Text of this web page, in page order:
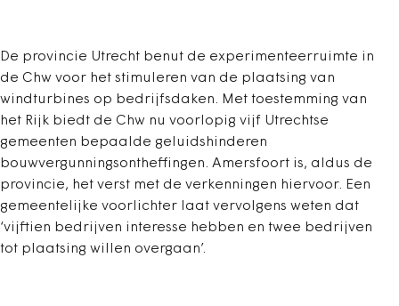
De provincie Utrecht benut de experimenteerruimte in
de Chw voor het stimuleren van de plaatsing van
windturbines op bedrijfsdaken. Met toestemming van
het Rijk biedt de Chw nu voorlopig vijf Utrechtse
gemeenten bepaalde geluidshinderen
bouwvergunningsontheffingen. Amersfoort is, aldus de
provincie, het verst met de verkenningen hiervoor. Een
gemeentelijke voorlichter laat vervolgens weten dat
‘vijftien bedrijven interesse hebben en twee bedrijven
tot plaatsing willen overgaan’.